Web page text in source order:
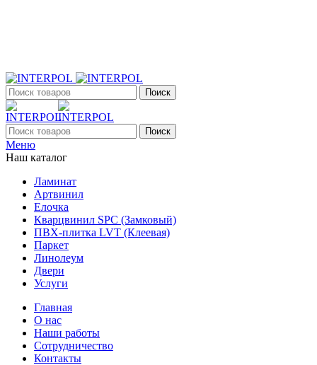
Поиск
Поиск
Меню
Наш каталог
Ламинат
Артвинил
Елочка
Кварцвинил SPC (Замковый)
ПВХ-плитка LVT (Клеевая)
Паркет
Линолеум
Двери
Услуги
Главная
О нас
Наши работы
Сотрудничество
Контакты